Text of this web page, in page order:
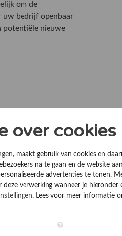
om de
uw bedrijf openbaar
potentiële nieuwe
over cookies
, maakt gebruik van cookies en
na te gaan en de website
advertenties te tonen.
deze verwerking wanneer je
instellingen. Lees voor meer informatie